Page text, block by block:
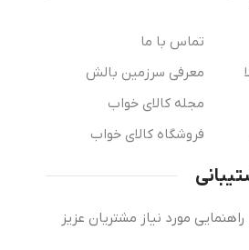
معتبر، امکان خرید آنلاین آسان و
کرده‌ایم. تمامی محصولات با
و توضیحات دقیق عرضه می‌شوند تا
با نیاز و بودجه خود داشته
برای خواب راحت و حفظ
تماس با ما
معرفی سرزمین بالش
مجله کالای خواب
فروشگاه کالای خواب
مورد نیاز مشتریان عزیز